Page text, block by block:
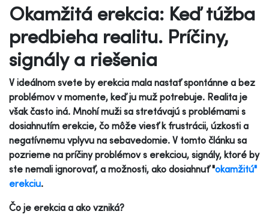
Okamžitá erekcia: Keď túžba
predbieha realitu. Príčiny,
signály a riešenia
V ideálnom svete by erekcia mala nastať spontánne a bez
problémov v momente, keď ju muž potrebuje. Realita je
však často iná. Mnohí muži sa stretávajú s problémami s
dosiahnutím erekcie, čo môže viesť k frustrácii, úzkosti a
negatívnemu vplyvu na sebavedomie. V tomto článku sa
pozrieme na príčiny problémov s erekciou, signály, ktoré by
ste nemali ignorovať, a možnosti, ako dosiahnuť "okamžitú"
erekciu.
Čo je erekcia a ako vzniká?